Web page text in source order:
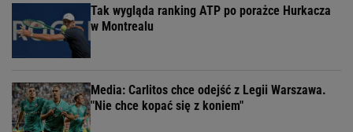
Tak wygląda ranking ATP po porażce Hurkacza
w Montrealu
Media: Carlitos chce odejść z Legii Warszawa.
"Nie chce kopać się z koniem"